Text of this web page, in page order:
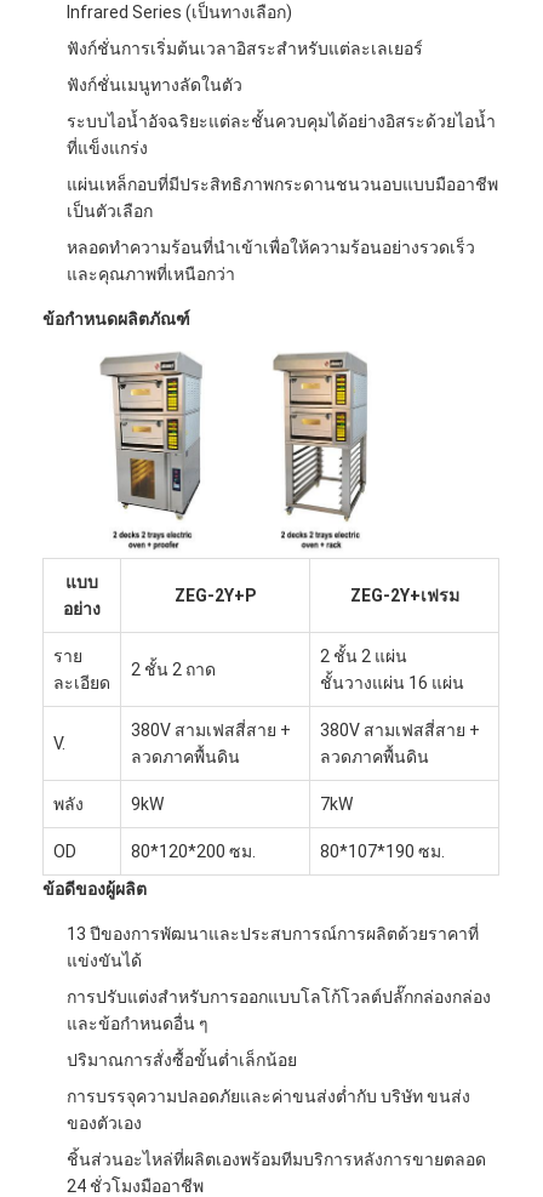
Infrared Series (เป็นทางเลือก)
ฟังก์ชั่นการเริ่มต้นเวลาอิสระสำหรับแต่ละเลเยอร์
ฟังก์ชั่นเมนูทางลัดในตัว
ระบบไอน้ำอัจฉริยะแต่ละชั้นควบคุมได้อย่างอิสระด้วยไอน้ำ
ที่แข็งแกร่ง
แผ่นเหล็กอบที่มีประสิทธิภาพกระดานชนวนอบแบบมืออาชีพ
เป็นตัวเลือก
หลอดทำความร้อนที่นำเข้าเพื่อให้ความร้อนอย่างรวดเร็ว
และคุณภาพที่เหนือกว่า
ข้อกำหนดผลิตภัณฑ์
แบบ
อย่าง
ZEG-2Y+P ZEG-2Y+เฟรม
ราย
ละเอียด
2 ชั้น 2 ถาด
2 ชั้น 2 แผ่น
ชั้นวางแผ่น 16 แผ่น
V.
380V สามเฟสสี่สาย +
ลวดภาคพื้นดิน
380V สามเฟสสี่สาย +
ลวดภาคพื้นดิน
พลัง 9kW 7kW
OD 80*120*200 ซม.
80*107*190 ซม.
ข้อดีของผู้ผลิต
13 ปีของการพัฒนาและประสบการณ์การผลิตด้วยราคาที่
แข่งขันได้
การปรับแต่งสำหรับการออกแบบโลโก้โวลต์ปลั๊กกล่องกล่อง
และข้อกำหนดอื่น ๆ
ปริมาณการสั่งซื้อขั้นต่ำเล็กน้อย
การบรรจุความปลอดภัยและค่าขนส่งต่ำกับ บริษัท ขนส่ง
ของตัวเอง
ชิ้นส่วนอะไหล่ที่ผลิตเองพร้อมทีมบริการหลังการขายตลอด
24 ชั่วโมงมืออาชีพ